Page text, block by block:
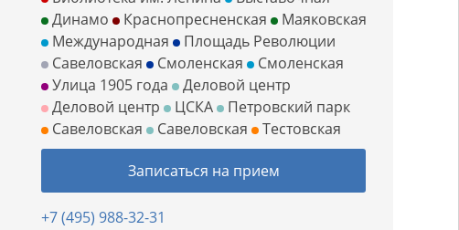
Динамо
Краснопресненская
Маяковская
Международная
Площадь Революции
Савеловская
Смоленская
Смоленская
Улица 1905 года
Деловой центр
Деловой центр
ЦСКА
Петровский парк
Савеловская
Савеловская Тестовская
Записаться на прием
+7 (495) 988-32-31